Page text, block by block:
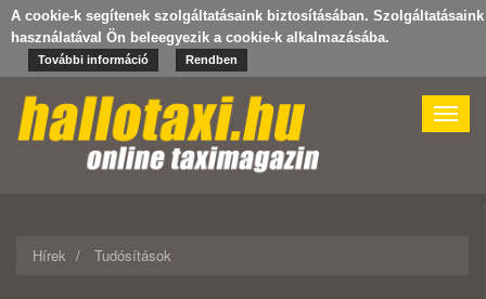
A cookie-k segítenek szolgáltatásaink biztosításában. Szolgáltatásaink
használatával Ön beleegyezik a cookie-k alkalmazásába.
További információ Rendben
Toggle
Hírek Tudósítások